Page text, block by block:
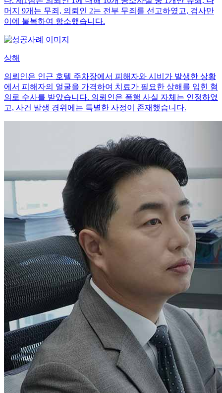
머지 9개는 무죄, 의뢰인 2는 전부 무죄를 선고하였고, 검사만
이에 불복하여 항소했습니다.
상해
의뢰인은 인근 호텔 주차장에서 피해자와 시비가 발생한 상황
에서 피해자의 얼굴을 가격하여 치료가 필요한 상해를 입힌 혐
의로 수사를 받았습니다. 의뢰인은 폭행 사실 자체는 인정하였
고, 사건 발생 경위에는 특별한 사정이 존재했습니다.